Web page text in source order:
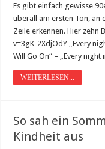
Es gibt einfach gewisse
überall am ersten Ton, an
Zeile erkennen. Hier
v=3gK_2XdjOdY „Every
Will Go On“ – „Every
WEITERLESEN...
So sah ein
Kindheit aus